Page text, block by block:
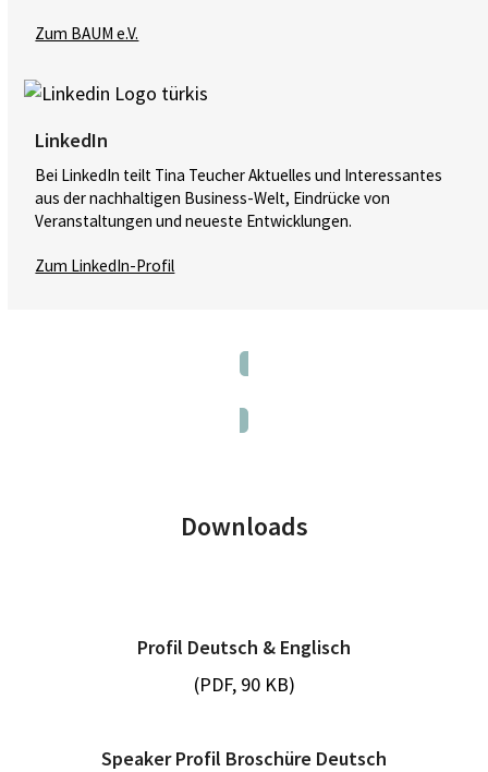
Zum BAUM e.V.
LinkedIn
Bei LinkedIn teilt Tina Teucher Aktuelles und Interessantes
aus der nachhaltigen Business-Welt, Eindrücke von
Veranstaltungen und neueste Entwicklungen.
Zum LinkedIn-Profil
Downloads
Profil Deutsch & Englisch
(PDF, 90 KB)
Speaker Profil Broschüre Deutsch